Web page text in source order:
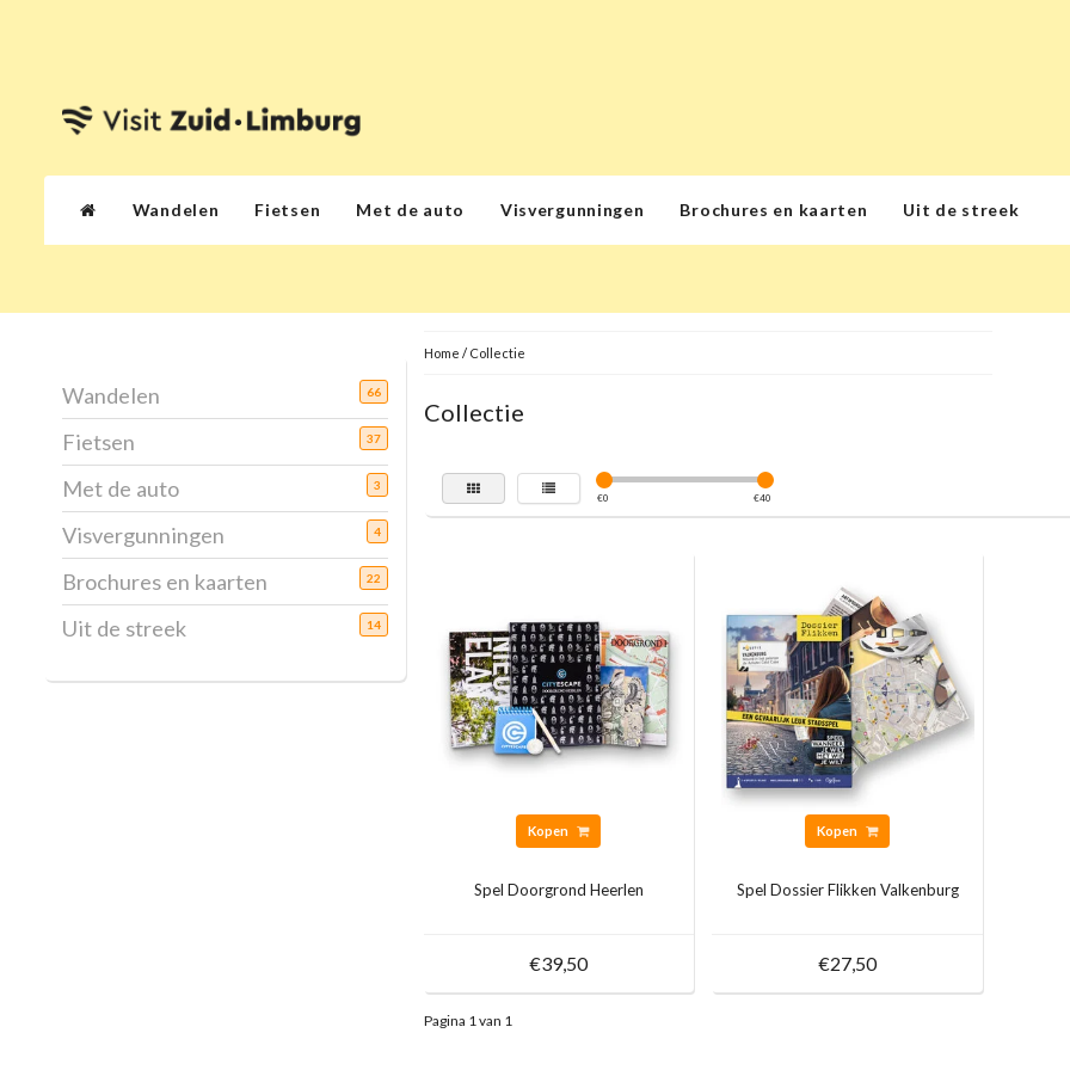
Wandelen Fietsen Met de auto Visvergunningen Brochures en kaarten Uit de streek
Wandelen 66
Fietsen 37
Met de auto 3
Visvergunningen 4
Brochures en kaarten 22
Uit de streek 14
Home / Collectie
Collectie
€0 €40
Kopen
Spel Doorgrond Heerlen
€39,50
Kopen
Spel Dossier Flikken Valkenburg
€27,50
Pagina 1 van 1